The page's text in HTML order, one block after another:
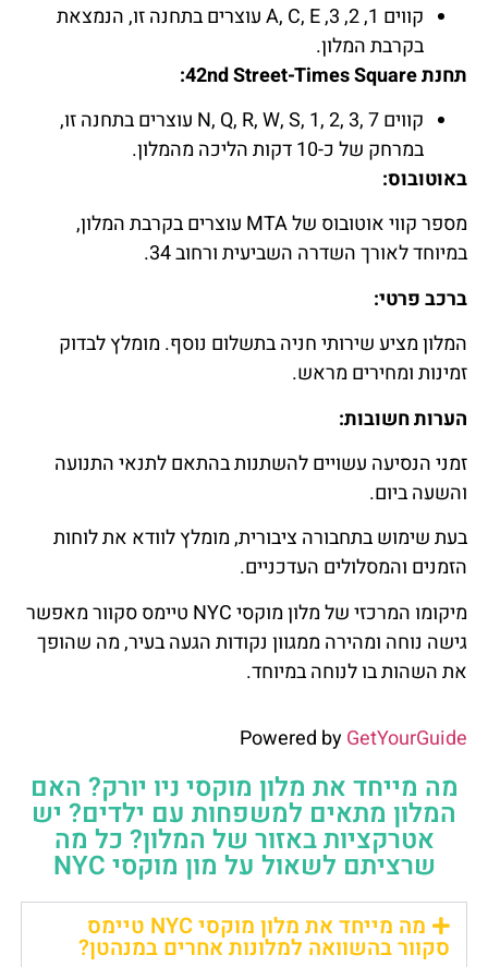
קווים 1, 2, 3, A, C, E עוצרים בתחנה זו, הנמצאת
בקרבת המלון.
תחנת 42nd Street-Times Square:
קווים N, Q, R, W, S, 1, 2, 3, 7 עוצרים בתחנה זו,
במרחק של כ-10 דקות הליכה מהמלון.
באוטובוס:
מספר קווי אוטובוס של MTA עוצרים בקרבת המלון,
במיוחד לאורך השדרה השביעית ורחוב 34.
ברכב פרטי:
המלון מציע שירותי חניה בתשלום נוסף. מומלץ לבדוק
זמינות ומחירים מראש.
הערות חשובות:
זמני הנסיעה עשויים להשתנות בהתאם לתנאי התנועה
והשעה ביום.
בעת שימוש בתחבורה ציבורית, מומלץ לוודא את לוחות
הזמנים והמסלולים העדכניים.
מיקומו המרכזי של מלון מוקסי NYC טיימס סקוור מאפשר
גישה נוחה ומהירה ממגוון נקודות הגעה בעיר, מה שהופך
את השהות בו לנוחה במיוחד.
Powered byGetYourGuide
מה מייחד את מלון מוקסי ניו יורק? האם
המלון מתאים למשפחות עם ילדים? יש
אטרקציות באזור של המלון? כל מה
שרציתם לשאול על מון מוקסי NYC
מה מייחד את מלון מוקסי NYC טיימס
סקוור בהשוואה למלונות אחרים במנהטן?